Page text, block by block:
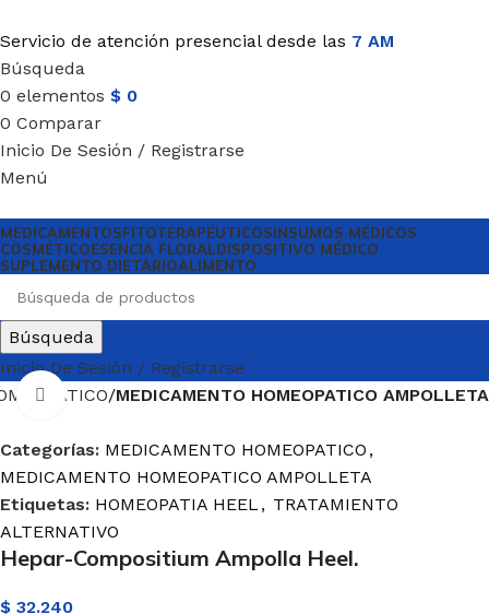
Servicio de atención presencial desde las 7 AM
Búsqueda
0 elementos $ 0
0 Comparar
Inicio De Sesión / Registrarse
Menú
MEDICAMENTOSFITOTERAPÉUTICOSINSUMOS MÉDICOS
COSMÉTICOESENCIA FLORALDISPOSITIVO MÉDICO
SUPLEMENTO DIETARIOALIMENTO
Búsqueda
Inicio De Sesión / Registrarse
MEDICAMENTO HOMEOPATICO AMPOLLETA
Haga Click para agrandar
Categorías: MEDICAMENTO HOMEOPATICO ,
MEDICAMENTO HOMEOPATICO AMPOLLETA
Etiquetas: HOMEOPATIA HEEL , TRATAMIENTO
ALTERNATIVO
Hepar-Compositium Ampolla Heel.
$ 32.240